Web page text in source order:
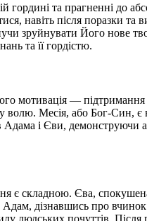
та прагненні до
навіть після поразки
зруйнувати Його нове
та її гордістю.
мотивація — підтримання
волю. Месія, або Бог-Син,
Адама і Єви,
є складною. Єва,
дізнавшись про
почуттів. Після